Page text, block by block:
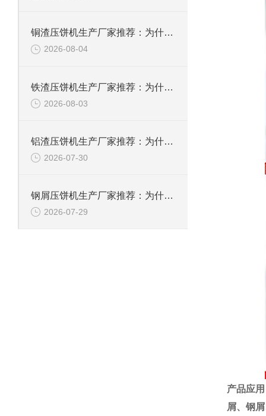
铜渣压饼机生产厂家推荐：为什么恩派特成为众多企业的信赖？
2026-08-04
铁渣压饼机生产厂家推荐：为什么恩派特成为众多企业的优选？
2026-08-03
铝渣压饼机生产厂家推荐：为什么恩派特是值得信赖的选择？
2026-07-30
钢屑压饼机生产厂家推荐：为什么恩派特是您值得信赖的选择？
2026-07-29
产品应
屑、钢